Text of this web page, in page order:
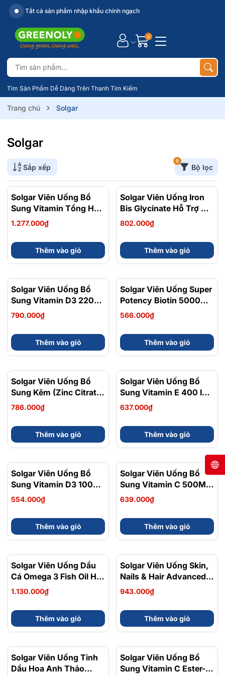
Tất cả sản phẩm nhập khẩu chính ngạch
Tìm Sản Phẩm Dễ Dàng Trên Thanh Tìm Kiếm
0
Trang chủ Solgar
Solgar
Sắp xếp Bộ lọc
0
Solgar Viên Uống Bổ
Sung Vitamin Tổng Hợp
Formula VM-75 60 Viên
1.277.000₫
Thêm vào giỏ
Solgar Viên Uống Iron
Bis Glycinate Hỗ Trợ Bổ
Sung Sắt 25MG 90 Viên
802.000₫
Thêm vào giỏ
Solgar Viên Uống Bổ
Sung Vitamin D3 2200
IU 100 Viên - Chính
Ngạch Mỹ
790.000₫
Thêm vào giỏ
Solgar Viên Uống Super
Potency Biotin 5000
MCG Hỗ Trợ Tóc, Móng,
Da Khỏe Mạnh 50 Viên
566.000₫
Thêm vào giỏ
Solgar Viên Uống Bổ
Sung Kẽm (Zinc Citrate)
30 MG 100 Viên - Chính
Ngạch Mỹ
786.000₫
Thêm vào giỏ
Solgar Viên Uống Bổ
Sung Vitamin E 400 IU
Hỗ Trợ Chống Lão Hóa
50 Viên
637.000₫
Thêm vào giỏ
Solgar Viên Uống Bổ
Sung Vitamin D3 1000
IU Giúp Xương Chắc
Khỏe, Tăng Cường
Miễn Dịch 90 Viên
554.000₫
Thêm vào giỏ
Solgar Viên Uống Bổ
Sung Vitamin C 500MG
Kết Hợp Quả Hồng Hạc
Rose Hips Tăng Đề
Kháng 100 Viên
639.000₫
Thêm vào giỏ
Solgar Viên Uống Dầu
Cá Omega 3 Fish Oil Hỗ
Trợ Giảm Mỡ Máu, Bổ
Não Concentrate 120
Viên
1.130.000₫
Thêm vào giỏ
Solgar Viên Uống Skin,
Nails & Hair Advanced
MSM Formula Hỗ Trợ
Dưỡng Tóc, Móng, Da
60 Viên
943.000₫
Thêm vào giỏ
Solgar Viên Uống Tinh
Dầu Hoa Anh Thảo
Solgar Viên Uống Bổ
Sung Vitamin C Ester-C